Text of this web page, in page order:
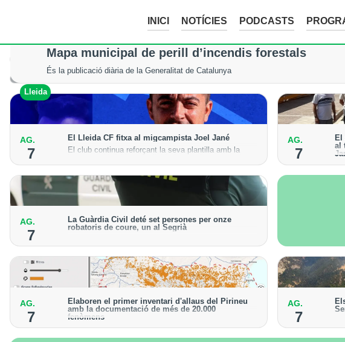
INICI NOTÍCIES PODCASTS
La tempesta d’aquesta nit deixa pedregades de
Tot i els xàfecs i la calamarsa, els cultius del Segrià, la Noguera i l’Urgell no han
Lleida
Mapa municipal de perill d’incendis forestals
És la publicació diària de la Generalitat de Catalunya
AG.
7
El Lleida CF fitxa al migcampista Joel Jané
El club continua reforçant la seva plantilla amb la
2026-27
AG.
7
El
al
AG.
7
La Guàrdia Civil deté set persones per onze
robatoris de coure, un al Segrià
d'Aragó i Catalunya i en plantes fotovoltaiques de
Castella-la Manxa
AG.
7
Elaboren el primer inventari d'allaus del Pirineu
amb la documentació de més de 20.000
fenòmens
Obra de l'Institut Cartogràfic i Geològic de Catalunya,
amb dades a partir del 1427
AG.
7